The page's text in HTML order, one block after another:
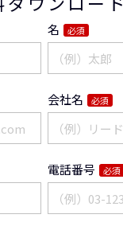
名 必須
会社名 必須
電話番号 必須